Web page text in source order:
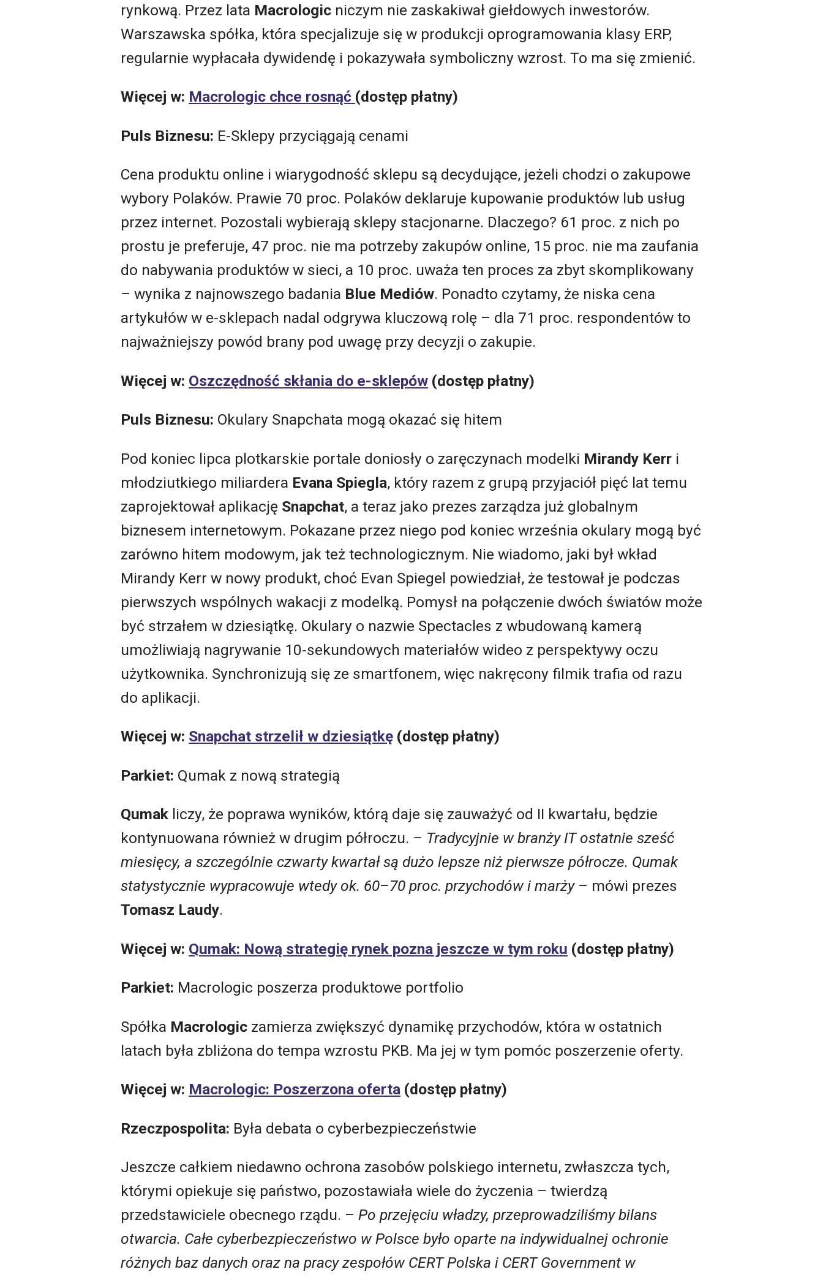
rynkową. Przez lata Macrologic niczym nie zaskakiwał giełdowych inwestorów.
Warszawska spółka, która specjalizuje się w produkcji oprogramowania klasy ERP,
regularnie wypłacała dywidendę i pokazywała symboliczny wzrost. To ma się zmienić.
Więcej w: Macrologic chce rosnąć (dostęp płatny)
Puls Biznesu: E-Sklepy przyciągają cenami
Cena produktu online i wiarygodność sklepu są decydujące, jeżeli chodzi o zakupowe
wybory Polaków. Prawie 70 proc. Polaków deklaruje kupowanie produktów lub usług
przez internet. Pozostali wybierają sklepy stacjonarne. Dlaczego? 61 proc. z nich po
prostu je preferuje, 47 proc. nie ma potrzeby zakupów online, 15 proc. nie ma zaufania
do nabywania produktów w sieci, a 10 proc. uważa ten proces za zbyt skomplikowany
– wynika z najnowszego badania Blue Mediów. Ponadto czytamy, że niska cena
artykułów w e-sklepach nadal odgrywa kluczową rolę – dla 71 proc. respondentów to
najważniejszy powód brany pod uwagę przy decyzji o zakupie.
Więcej w: Oszczędność skłania do e-sklepów (dostęp płatny)
Puls Biznesu: Okulary Snapchata mogą okazać się hitem
Pod koniec lipca plotkarskie portale doniosły o zaręczynach modelki Mirandy Kerr i
młodziutkiego miliardera Evana Spiegla, który razem z grupą przyjaciół pięć lat temu
zaprojektował aplikację Snapchat, a teraz jako prezes zarządza już globalnym
biznesem internetowym. Pokazane przez niego pod koniec września okulary mogą być
zarówno hitem modowym, jak też technologicznym. Nie wiadomo, jaki był wkład
Mirandy Kerr w nowy produkt, choć Evan Spiegel powiedział, że testował je podczas
pierwszych wspólnych wakacji z modelką. Pomysł na połączenie dwóch światów może
być strzałem w dziesiątkę. Okulary o nazwie Spectacles z wbudowaną kamerą
umożliwiają nagrywanie 10-sekundowych materiałów wideo z perspektywy oczu
użytkownika. Synchronizują się ze smartfonem, więc nakręcony filmik trafia od razu
do aplikacji.
Więcej w: Snapchat strzelił w dziesiątkę (dostęp płatny)
Parkiet: Qumak z nową strategią
Qumak liczy, że poprawa wyników, którą daje się zauważyć od II kwartału, będzie
kontynuowana również w drugim półroczu. – Tradycyjnie w branży IT ostatnie sześć
miesięcy, a szczególnie czwarty kwartał są dużo lepsze niż pierwsze półrocze. Qumak
statystycznie wypracowuje wtedy ok. 60–70 proc. przychodów i marży – mówi prezes
Tomasz Laudy.
Więcej w: Qumak: Nową strategię rynek pozna jeszcze w tym roku (dostęp płatny)
Parkiet: Macrologic poszerza produktowe portfolio
Spółka Macrologic zamierza zwiększyć dynamikę przychodów, która w ostatnich
latach była zbliżona do tempa wzrostu PKB. Ma jej w tym pomóc poszerzenie oferty.
Więcej w: Macrologic: Poszerzona oferta (dostęp płatny)
Rzeczpospolita: Była debata o cyberbezpieczeństwie
Jeszcze całkiem niedawno ochrona zasobów polskiego internetu, zwłaszcza tych,
którymi opiekuje się państwo, pozostawiała wiele do życzenia – twierdzą
przedstawiciele obecnego rządu. – Po przejęciu władzy, przeprowadziliśmy bilans
otwarcia. Całe cyberbezpieczeństwo w Polsce było oparte na indywidualnej ochronie
różnych baz danych oraz na pracy zespołów CERT Polska i CERT Government w